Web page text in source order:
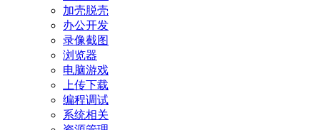
加壳脱壳
办公开发
录像截图
浏览器
电脑游戏
上传下载
编程调试
系统相关